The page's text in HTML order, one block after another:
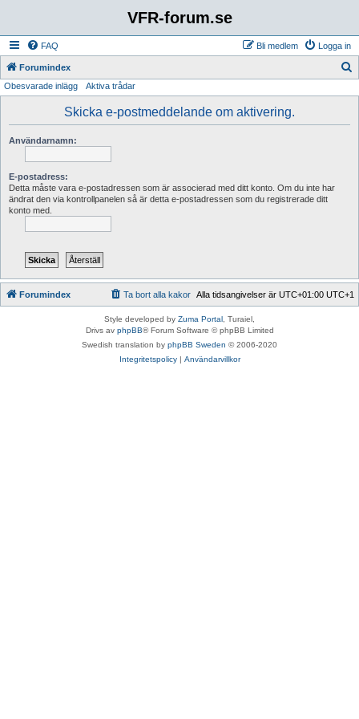
VFR-forum.se
FAQ Logga in
Bli medlem
Forumindex
Obesvarade inlägg Aktiva trådar
Skicka e-postmeddelande om aktivering.
Användarnamn:
E-postadress:
Detta måste vara e-postadressen som är associerad med ditt konto. Om du inte har
ändrat den via kontrollpanelen så är detta e-postadressen som du registrerade ditt
konto med.
Forumindex Alla tidsangivelser är UTC+01:00 UTC+1
Ta bort alla kakor
Style developed by Zuma Portal , Turaiel,
Drivs av phpBB® Forum Software © phpBB Limited
Swedish translation by phpBB Sweden © 2006-2020
Integritetspolicy| Användarvillkor